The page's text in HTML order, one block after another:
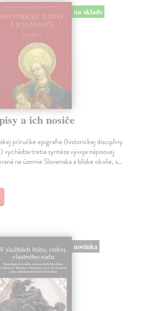
na sklade
a ich nosiče
príručke epigrafie (historickej disciplíny
vychádza tretia syntéza vývoja nápisovej
na územie Slovenska a blízke okolie, s…
novinka